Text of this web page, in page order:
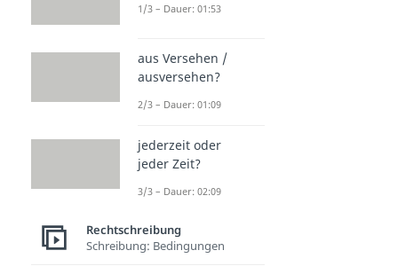
1/3 – Dauer: 01:53
aus Versehen /
ausversehen?
2/3 – Dauer: 01:09
jederzeit oder
jeder Zeit?
3/3 – Dauer: 02:09
Rechtschreibung
Schreibung: Bedingungen